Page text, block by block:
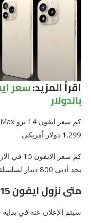
اقرأ المزيد:
بالدولار
كم سعر ايفون 14 برو Max في عمان؟
1.299 دولار أمريكي
كم سعر الايفون 15 في الاردن؟
بحد أدنى 800 دينار لسلسلة ايفون 15
متى نزول ايفون 15 برو ماكس؟
سيتم الإعلان عنه في بداية